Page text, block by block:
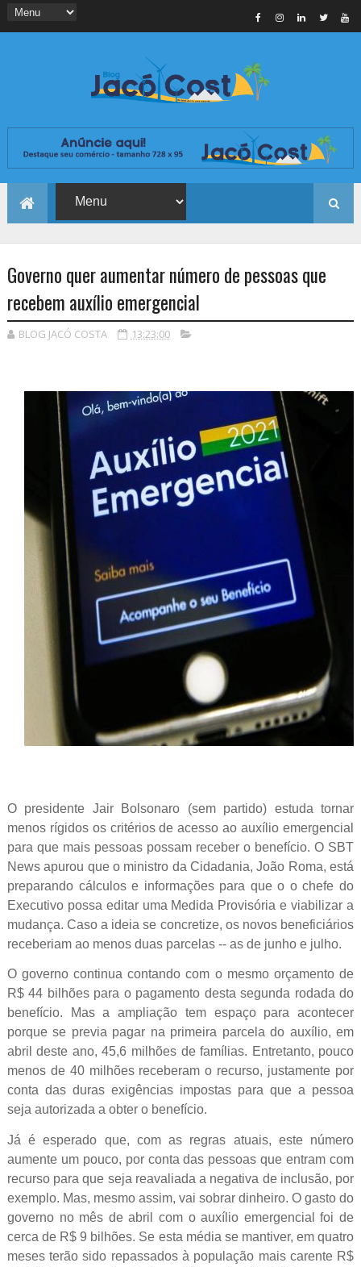
Governo quer aumentar número de pessoas que
recebem auxílio emergencial
BLOG JACÓ COSTA 13:23:00
O presidente Jair Bolsonaro (sem partido) estuda tornar
menos rígidos os critérios de acesso ao auxílio emergencial
para que mais pessoas possam receber o benefício. O SBT
News apurou que o ministro da Cidadania, João Roma, está
preparando cálculos e informações para que o o chefe do
Executivo possa editar uma Medida Provisória e viabilizar a
mudança. Caso a ideia se concretize, os novos beneficiários
receberiam ao menos duas parcelas -- as de junho e julho.
O governo continua contando com o mesmo orçamento de
R$ 44 bilhões para o pagamento desta segunda rodada do
benefício. Mas a ampliação tem espaço para acontecer
porque se previa pagar na primeira parcela do auxílio, em
abril deste ano, 45,6 milhões de famílias. Entretanto, pouco
menos de 40 milhões receberam o recurso, justamente por
conta das duras exigências impostas para que a pessoa
seja autorizada a obter o benefício.
Já é esperado que, com as regras atuais, este número
aumente um pouco, por conta das pessoas que entram com
recurso para que seja reavaliada a negativa de inclusão, por
exemplo. Mas, mesmo assim, vai sobrar dinheiro. O gasto do
governo no mês de abril com o auxílio emergencial foi de
cerca de R$ 9 bilhões. Se esta média se mantiver, em quatro
meses terão sido repassados à população mais carente R$